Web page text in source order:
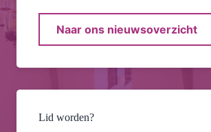
Naar ons nieuwsoverzicht
Lid worden?